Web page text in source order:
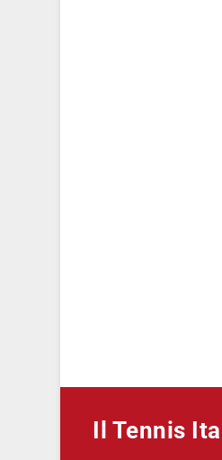
Il Tennis